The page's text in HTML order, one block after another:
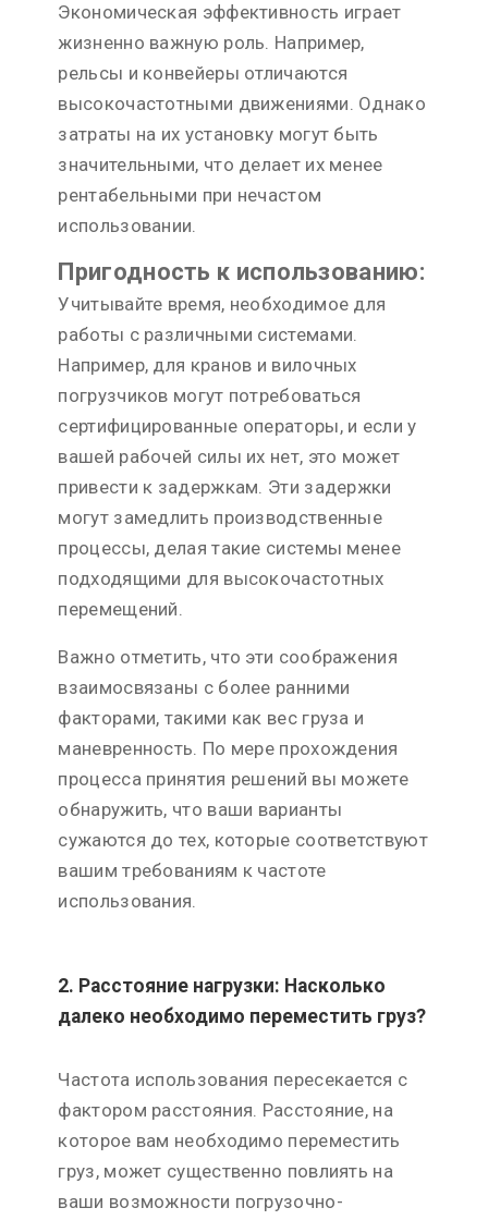
Экономическая эффективность играет
жизненно важную роль. Например,
рельсы и конвейеры отличаются
высокочастотными движениями. Однако
затраты на их установку могут быть
значительными, что делает их менее
рентабельными при нечастом
использовании.
Пригодность к использованию:
Учитывайте время, необходимое для
работы с различными системами.
Например, для кранов и вилочных
погрузчиков могут потребоваться
сертифицированные операторы, и если у
вашей рабочей силы их нет, это может
привести к задержкам. Эти задержки
могут замедлить производственные
процессы, делая такие системы менее
подходящими для высокочастотных
перемещений.
Важно отметить, что эти соображения
взаимосвязаны с более ранними
факторами, такими как вес груза и
маневренность. По мере прохождения
процесса принятия решений вы можете
обнаружить, что ваши варианты
сужаются до тех, которые соответствуют
вашим требованиям к частоте
использования.
2. Расстояние нагрузки: Насколько
далеко необходимо переместить груз?
Частота использования пересекается с
фактором расстояния. Расстояние, на
которое вам необходимо переместить
груз, может существенно повлиять на
ваши возможности погрузочно-